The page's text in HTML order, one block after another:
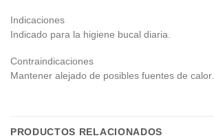
Indicaciones
Indicado para la higiene bucal diaria.
Contraindicaciones
Mantener alejado de posibles fuentes de calor.
PRODUCTOS RELACIONADOS